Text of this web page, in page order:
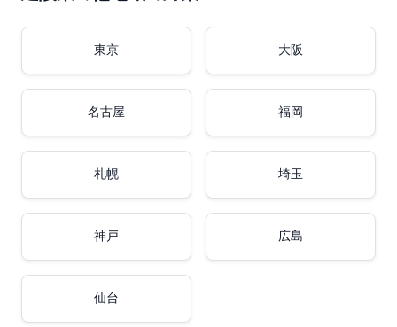
東京 大阪
名古屋 福岡
札幌 埼玉
神戸 広島
仙台